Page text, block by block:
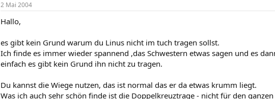
2 Mai 2004
Hallo,
es gibt kein Grund warum du Linus nicht im tuch tragen sollst.
Ich finde es immer wieder spannend ,das Schwestern etwas sagen und es
einfach es gibt kein Grund ihn nicht zu tragen.
Du kannst die Wiege nutzen, das ist normal das er da etwas krumm liegt.
Was ich auch sehr schön finde ist die Doppelkreuztrage - nicht für den